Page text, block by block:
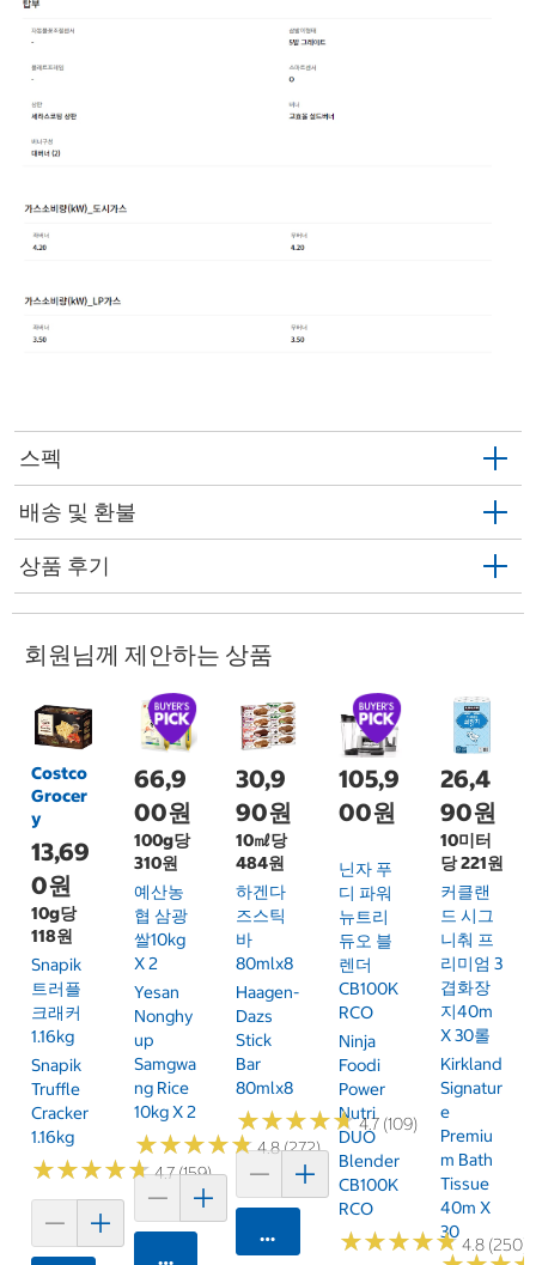
스펙
배송 및 환불
상품 후기
회원님께 제안하는 상품
Costco
Grocer
y
13,69
0원
10g당
118원
Snapik
트러플
크래커
1.16kg
Snapik
Truffle
Cracker
1.16kg
★★★★★
★★★★★4.7 (159)
66,9
00원
100g당
310원
예산농
협 삼광
쌀10kg
X 2
Yesan
Nonghy
Up
Samgwa
Ng Rice
10kg X 2
★★★★★
★★★★★4.8 (272)
카트에 담기
30,9
90원
10㎖당
484원
하겐다
즈스틱
바
80mlx8
Haagen-
Dazs
Stick
Bar
80mlx8
★★★★★
★★★★★4.7 (109)
카트에 담기
105,9
00원
닌자 푸
디 파워
뉴트리
듀오 블
렌더
CB100K
RCO
Ninja
Foodi
Power
Nutri
DUO
Blender
CB100K
RCO
★★★★★
★★★★★4.8 (250)
26,4
90원
10미터
당 221원
커클랜
드 시그
니춰 프
리미엄 3
겹화장
지40m
X 30롤
Kirkland
Signatur
E
Premiu
M Bath
Tissue
40m X
30